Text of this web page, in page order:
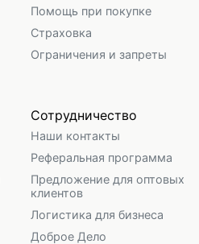
Помощь при покупке
Страховка
Ограничения и запреты
Сотрудничество
Наши контакты
Реферальная программа
Предложение для оптовых
клиентов
Логистика для бизнеса
Доброе Дело